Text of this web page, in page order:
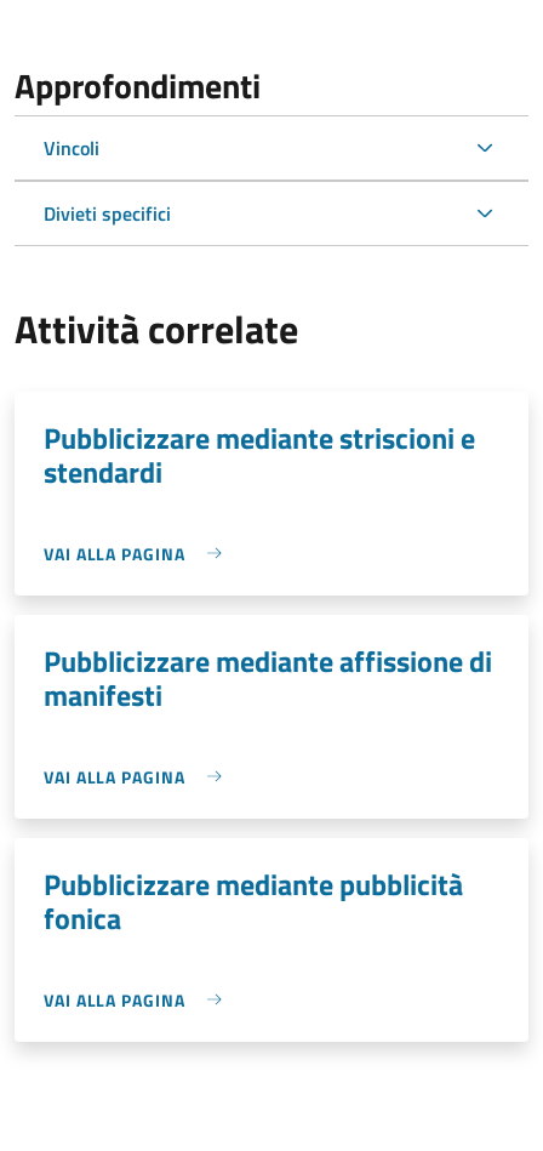
Approfondimenti
Vincoli
Divieti specifici
Attività correlate
Pubblicizzare mediante striscioni e
stendardi
VAI ALLA PAGINA
Pubblicizzare mediante affissione di
manifesti
VAI ALLA PAGINA
Pubblicizzare mediante pubblicità
fonica
VAI ALLA PAGINA